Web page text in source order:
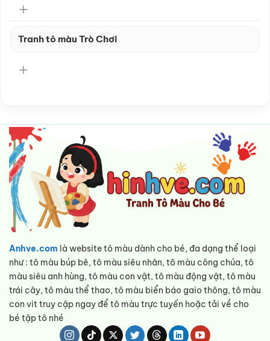
Tranh tô màu Trò Chơi
Anhve.com là website tô màu dành cho bé, đa dạng thể loại
như : tô màu búp bê, tô màu siêu nhân, tô màu công chúa, tô
màu siêu anh hùng, tô màu con vật, tô màu động vật, tô màu
trái cây, tô màu thể thao, tô màu biển báo gaio thông, tô màu
con vit truy cập ngay để tô màu trực tuyến hoặc tải về cho
bé tập tô nhé